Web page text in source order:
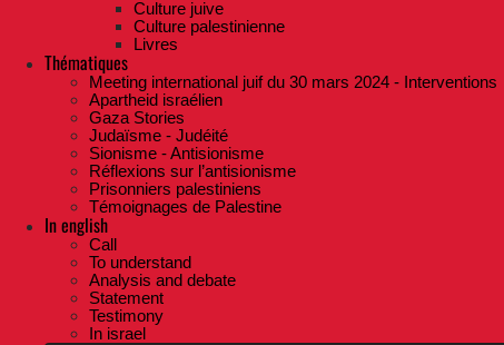
Culture juive
Culture palestinienne
Livres
Thématiques
Meeting international juif du 30 mars 2024 - Interventions
Apartheid israélien
Gaza Stories
Judaïsme - Judéité
Sionisme - Antisionisme
Réflexions sur l’antisionisme
Prisonniers palestiniens
Témoignages de Palestine
In english
Call
To understand
Analysis and debate
Statement
Testimony
In israel